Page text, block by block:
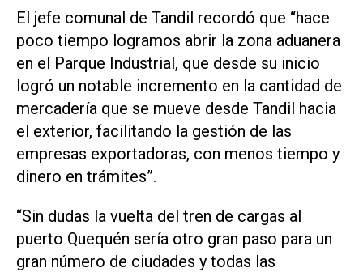
El jefe comunal de Tandil recordó que “hace
poco tiempo logramos abrir la zona aduanera
en el Parque Industrial, que desde su inicio
logró un notable incremento en la cantidad de
mercadería que se mueve desde Tandil hacia
el exterior, facilitando la gestión de las
empresas exportadoras, con menos tiempo y
dinero en trámites”.
“Sin dudas la vuelta del tren de cargas al
puerto Quequén sería otro gran paso para un
gran número de ciudades y todas las